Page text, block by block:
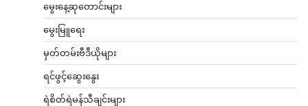
မွေးနေ့ဆုတောင်းများ
မွေးမြူရေး
မှတ်တမ်းဗီဒီယိုများ
ရင်ဖွင့်ဆွေးနွေး
ရဲစိတ်ရဲမန်သီချင်းများ